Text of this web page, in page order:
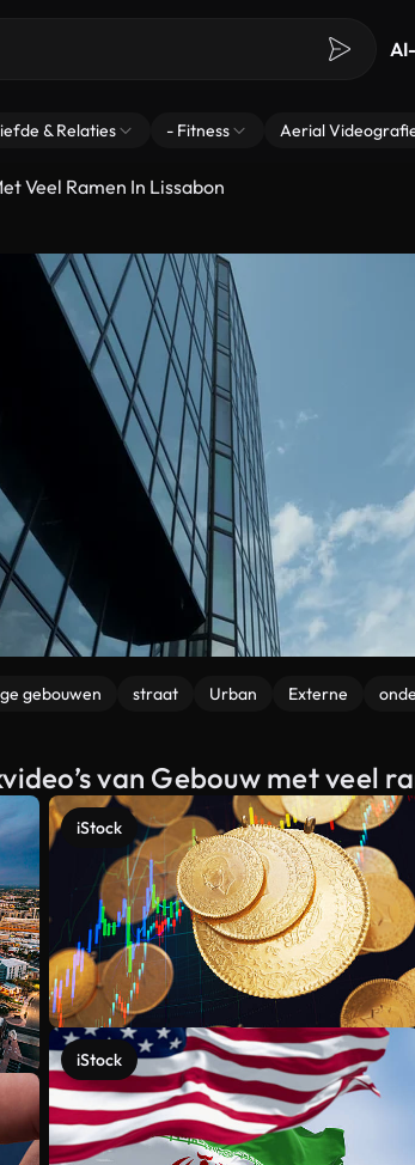
& Relaties - Fitness Aerial
Veel Ramen In Lissabon
gebouwen straat Urban Externe
van Gebouw met veel
iStock
iStock